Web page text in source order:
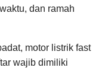
dan ramah
motor listrik fast
wajib dimiliki